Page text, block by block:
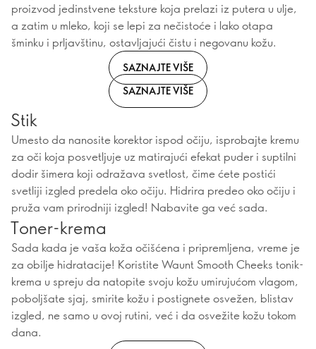
proizvod jedinstvene teksture koja prelazi iz putera u ulje,
a zatim u mleko, koji se lepi za nečistoće i lako otapa
šminku i prljavštinu, ostavljajući čistu i negovanu kožu.
SAZNAJTE VIŠE
SAZNAJTE VIŠE
Stik
Umesto da nanosite korektor ispod očiju, isprobajte kremu
za oči koja posvetljuje uz matirajući efekat puder i suptilni
dodir šimera koji odražava svetlost, čime ćete postići
svetliji izgled predela oko očiju. Hidrira predeo oko očiju i
pruža vam prirodniji izgled! Nabavite ga već sada.
Toner-krema
Sada kada je vaša koža očišćena i pripremljena, vreme je
za obilje hidratacije! Koristite Waunt Smooth Cheeks tonik-
krema u spreju da natopite svoju kožu umirujućom vlagom,
poboljšate sjaj, smirite kožu i postignete osvežen, blistav
izgled, ne samo u ovoj rutini, već i da osvežite kožu tokom
dana.